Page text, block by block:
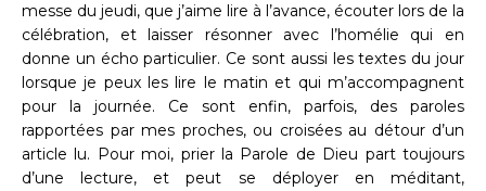
messe du jeudi, que j’aime lire à l’avance, écouter lors de la
célébration, et laisser résonner avec l’homélie qui en
donne un écho particulier. Ce sont aussi les textes du jour
lorsque je peux les lire le matin et qui m’accompagnent
pour la journée. Ce sont enfin, parfois, des paroles
rapportées par mes proches, ou croisées au détour d’un
article lu. Pour moi, prier la Parole de Dieu part toujours
d’une lecture, et peut se déployer en méditant,